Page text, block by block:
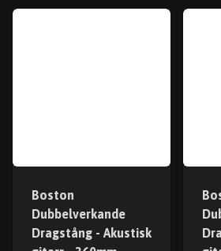
Boston
Dubbelverkande
Dragstång - Akustisk